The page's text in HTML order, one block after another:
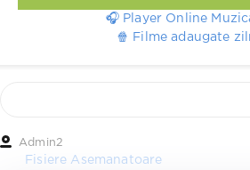
🎧 Player Online
🍿 Filme adaugate
Admin2
Fisiere Asemanatoare